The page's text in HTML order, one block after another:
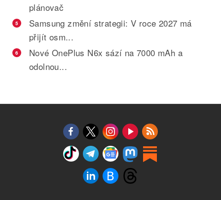
plánovač
5
Samsung změní strategii: V roce 2027 má
přijít osm...
6
Nové OnePlus N6x sází na 7000 mAh a
odolnou...